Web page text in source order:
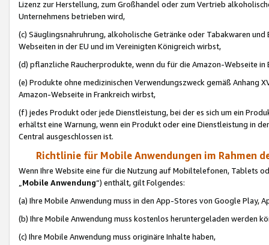
Lizenz zur Herstellung, zum Großhandel oder zum Vertrieb
Unternehmens betrieben wird,
(c) Säuglingsnahruhrung, alkoholische Getränke oder Tabakwaren
Webseiten in der EU und im Vereinigten Königreich wirbst,
(d) pflanzliche Raucherprodukte, wenn du für die Amazon-Webseite in
(e) Produkte ohne medizinischen Verwendungszweck gemäß Anhang
Amazon-Webseite in Frankreich wirbst,
(f) jedes Produkt oder jede Dienstleistung, bei der es sich um ein
erhältst eine Warnung, wenn ein Produkt oder eine Dienstleistung in
Central ausgeschlossen ist.
Richtlinie für Mobile Anwendungen im Rahmen
Wenn Ihre Website eine für die Nutzung auf Mobiltelefonen, Tablets
„Mobile Anwendung“) enthält, gilt Folgendes:
(a) Ihre Mobile Anwendung muss in den App-Stores von Google Play,
(b) Ihre Mobile Anwendung muss kostenlos heruntergeladen werden
(c) Ihre Mobile Anwendung muss originäre Inhalte haben,